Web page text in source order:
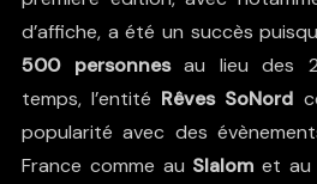
d’affiche, a été un succès
500 personnesau lieu des
temps, l’entité Rêves SoNord
popularité avec des
France comme au Slalom et au